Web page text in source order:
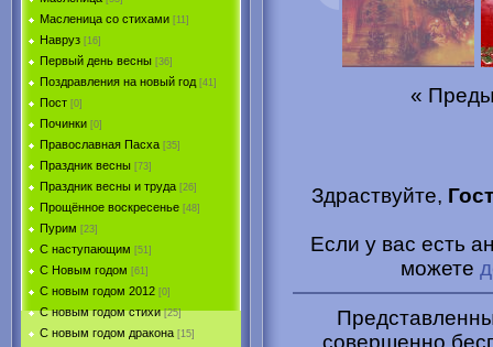
Масленица со стихами [11]
Навруз [16]
Первый день весны [36]
Поздравления на новый год [41]
Пост [0]
Починки [0]
Православная Пасха [35]
Праздник весны [73]
Праздник весны и труда [26]
Прощённое воскресенье [48]
Пурим [23]
C наступающим [51]
С Новым годом [61]
С новым годом 2012 [0]
С новым годом стихи [25]
С новым годом дракона [15]
«
Здраствуйте,
Если у вас есть
можете
совершенно